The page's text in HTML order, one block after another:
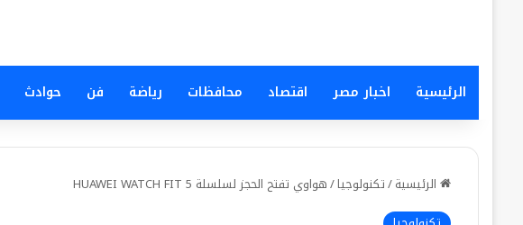
الرئيسية اخبار مصر اقتصاد محافظات رياضة فن حوادث
الرئيسية/تكنولوجيا/هواوي تفتح الحجز لسلسلة HUAWEI WATCH FIT 5